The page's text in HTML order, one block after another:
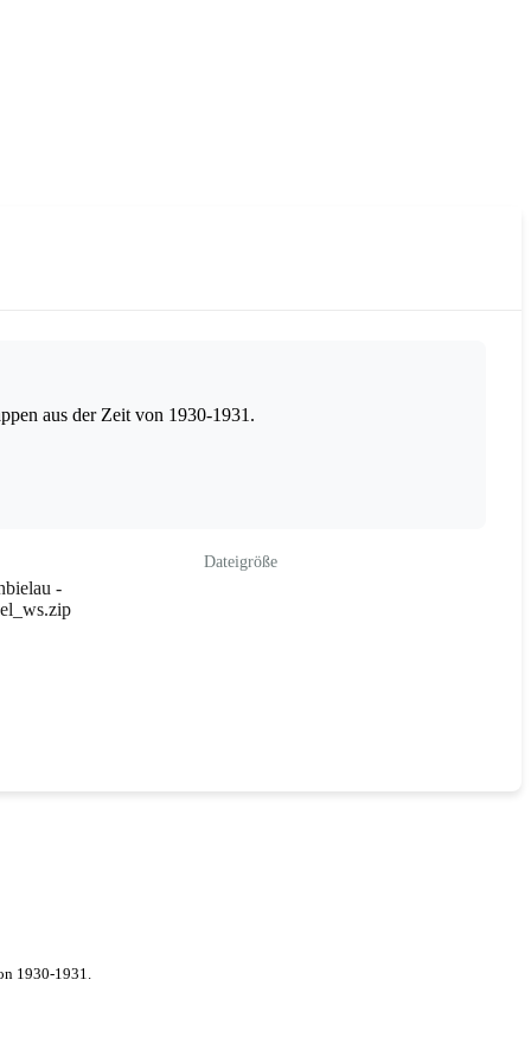
aus der Zeit von 1930-1931.
-
Dateigröße
1930-1931.